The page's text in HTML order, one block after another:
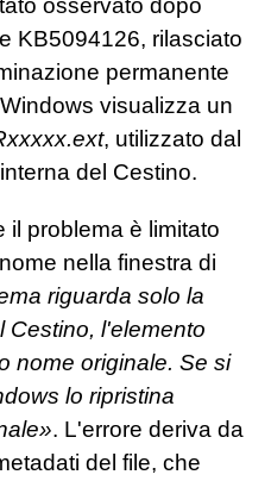
osservato dopo
KB5094126, rilasciato
permanente
visualizza un
, utilizzato dal
del Cestino.
il problema è limitato
nella finestra di
riguarda solo la
Cestino, l'elemento
nome originale. Se si
lo ripristina
. L'errore deriva da
del file, che